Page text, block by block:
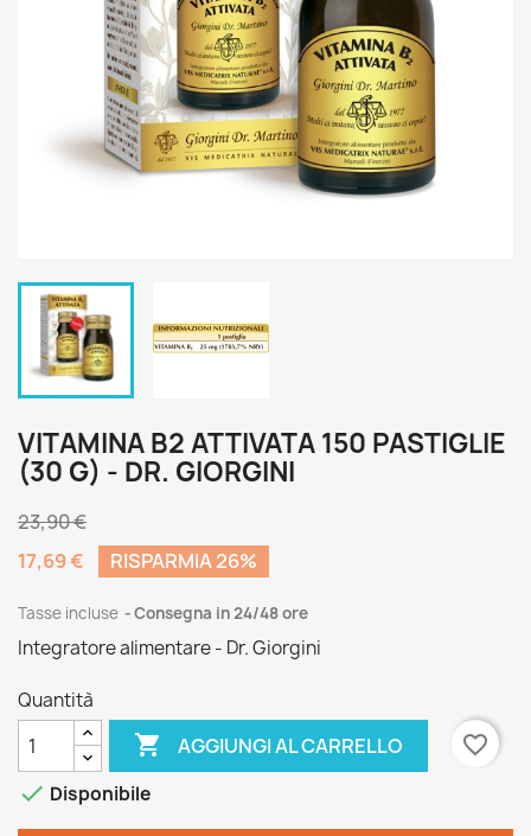
VITAMINA B2 ATTIVATA 150 PASTIGLIE
(30 G) - DR. GIORGINI
23,90 €
17,69 €
RISPARMIA 26%
Tasse incluse Consegna in 24/48 ore
Integratore alimentare - Dr. Giorgini
Quantità
 AGGIUNGI AL CARRELLO
favorite_border
 Disponibile